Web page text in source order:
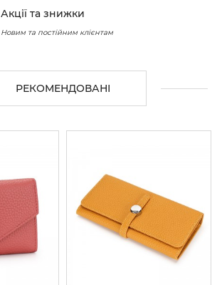
Акції та знижки
Новим та постійним клієнтам
РЕКОМЕНДОВАНІ